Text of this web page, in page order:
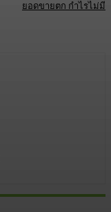
ยอดขายตก กำไรไม่มี